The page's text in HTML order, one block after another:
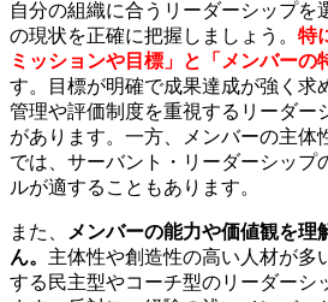
自分の組織に合うリーダーシップを
の現状を正確に把握しましょう。 特
ミッションや目標」と「メンバーの
す。目標が明確で成果達成が強く求
管理や評価制度を重視するリーダー
があります。一方、メンバーの主体
では、サーバント・リーダーシップ
ルが適することもあります。
また、
メンバーの能力や価値観を理
ん。 主体性や創造性の高い人材が多
する民主型やコーチ型のリーダーシ